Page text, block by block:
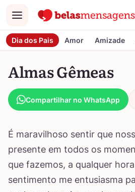
Menu
Dia dos Pais Amor Amizade
Almas Gêmeas
Compartilhar no WhatsApp
É maravilhoso sentir que
presente em todos os
que fazemos, a qualquer
sentimento me entusiasma